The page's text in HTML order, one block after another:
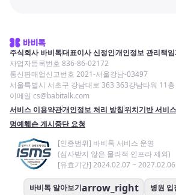
주식회사 바비톡대표이사 신정인개인정보 관리책
사업자등록번호 836-86-02172
통신판매업신고번호 2021-서울강남-03497
서울특별시 서초구 강남대로 363 363강남타워 11층
이메일 cs@babitalk.com
서비스 이용약관개인정보 처리 방침위치기반 서비
명예훼손 게시중단 요청
[인증범위] 바비톡 서비스 운영
(심사받지 않은 물리적 인프라 제외)
[유효기간] 2024.02.07 ~ 2027.02.06
바비톡 알아보기arrow_right 병원 입